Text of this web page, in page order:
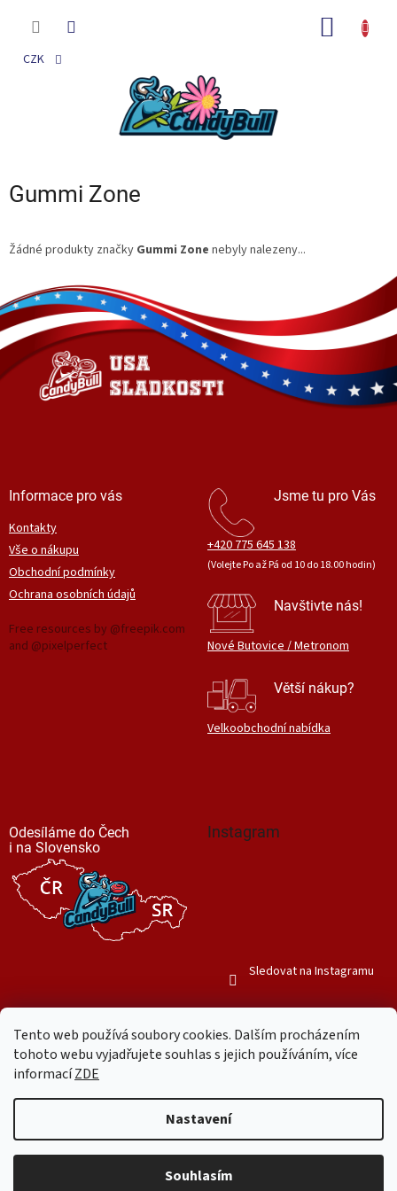
Tento web používá soubory cookies. Dalším procházením
tohoto webu vyjadřujete souhlas s jejich používáním, více
informacíZDE
Nastavení
Souhlasím
CZK
Gummi Zone
Žádné produkty značky Gummi Zone nebyly nalezeny...
á
p
a
í
Informace pro vás
Kontakty
Vše o nákupu
Obchodní podmínky
Ochrana osobních údajů
Free resources by @freepik.com
and @pixelperfect
Jsme tu pro Vás
+420 775 645 138
(Volejte Po až Pá od 10 do 18.00 hodin)
Navštivte nás!
Nové Butovice / Metronom
Větší nákup?
Velkoobchodní nabídka
Odesíláme do Čech
i na Slovensko
Instagram
Sledovat na Instagramu
Copyright 2026Mr. Candy Bull. Všechna práva vyhrazena.Upravit
nastavení cookies